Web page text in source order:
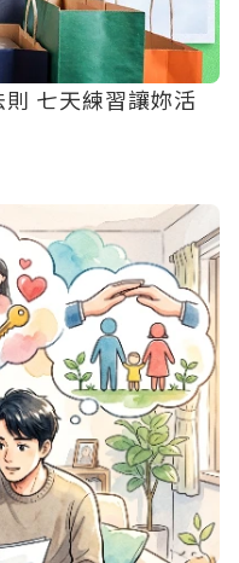
七天練習讓妳活